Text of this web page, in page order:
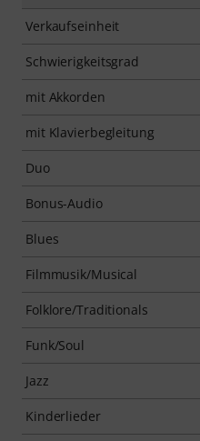
Verkaufseinheit
Schwierigkeitsgrad
mit Akkorden
mit Klavierbegleitung
Duo
Bonus-Audio
Blues
Filmmusik/Musical
Folklore/Traditionals
Funk/Soul
Jazz
Kinderlieder